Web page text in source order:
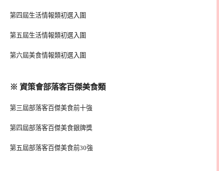
第四屆生活情報類初選入圍
第五屆生活情報類初選入圍
第六屆美食情報類初選入圍
※ 資策會部落客百傑美食類
第三屆部落客百傑美食前十強
第四屆部落客百傑美食銀牌獎
第五屆部落客百傑美食前30強